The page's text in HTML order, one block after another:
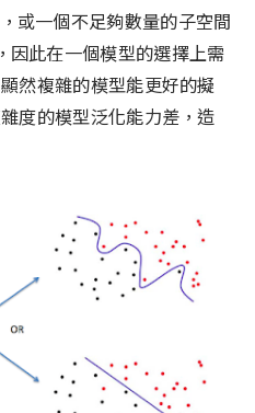
或一個不足夠數量的子空間
此在一個模型的選擇上需
然複雜的模型能更好的擬
度的模型泛化能力差，造